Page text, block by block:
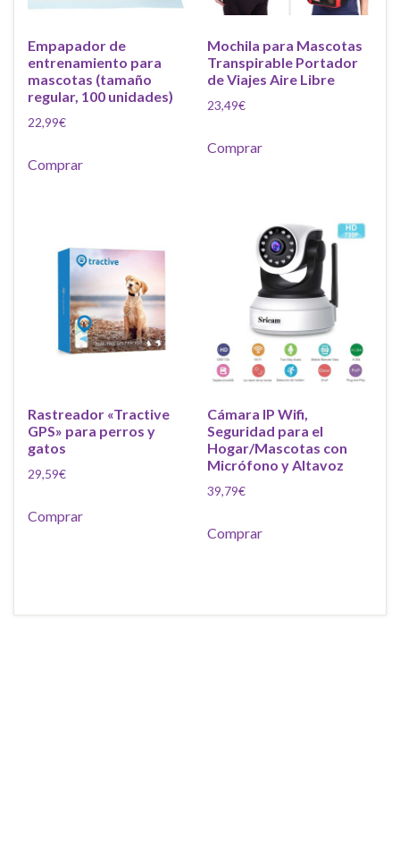
Empapador de
entrenamiento para
mascotas (tamaño
regular, 100 unidades)
22,99€
Comprar
Mochila para Mascotas
Transpirable Portador
de Viajes Aire Libre
23,49€
Comprar
Rastreador «Tractive
GPS» para perros y
gatos
29,59€
Comprar
Cámara IP Wifi,
Seguridad para el
Hogar/Mascotas con
Micrófono y Altavoz
39,79€
Comprar